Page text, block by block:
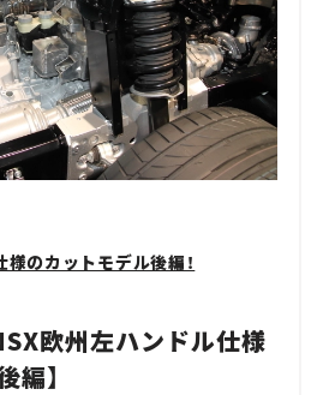
のカットモデル後編！
欧州左ハンドル仕様
編】